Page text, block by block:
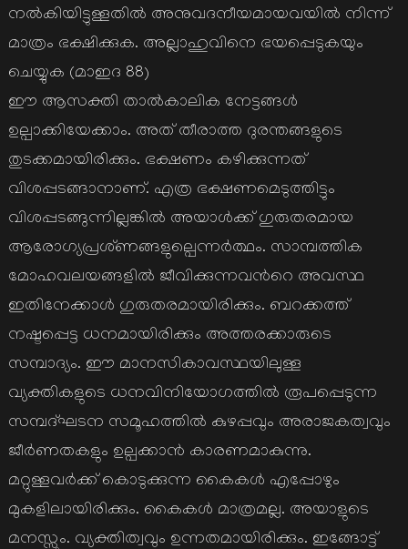
നല്‍കിയിട്ടുള്ളതില്‍ അനുവദനീയമായവയില്‍ നിന്ന്
മാത്രം ഭക്ഷിക്കുക. അല്ലാഹുവിനെ ഭയപ്പെടുകയും
ചെയ്യുക (മാഇദ 88)
ഈ ആസക്തി താല്‍കാലിക നേട്ടങ്ങള്‍
ഉല്പാക്കിയേക്കാം. അത് തീരാത്ത ദുരന്തങ്ങളുടെ
തുടക്കമായിരിക്കും. ഭക്ഷണം കഴിക്കുന്നത്
വിശപ്പടങ്ങാനാണ്. എത്ര ഭക്ഷണമെടുത്തിട്ടും
വിശപ്പടങ്ങുന്നില്ലങ്കില്‍ അയാള്‍ക്ക് ഗുരുതരമായ
ആരോഗ്യപ്രശ്ണങ്ങളുല്പെന്നര്‍ത്ഥം. സാമ്പത്തിക
മോഹവലയങ്ങളില്‍ ജീവിക്കുന്നവന്‍റെ അവസ്ഥ
ഇതിനേക്കാള്‍ ഗുരുതരമായിരിക്കും. ബറക്കത്ത്
നഷ്ടപ്പെട്ട ധനമായിരിക്കും അത്തരക്കാരുടെ
സമ്പാദ്യം. ഈ മാനസികാവസ്ഥയിലുള്ള
വ്യക്തികളുടെ ധനവിനിയോഗത്തില്‍ രൂപപ്പെടുന്ന
സമ്പദ്ഘടന സമൂഹത്തില്‍ കുഴപ്പവും അരാജകത്വവും
ജീര്‍ണതകളും ഉല്പക്കാന്‍ കാരണമാകുന്നു.
മറ്റുള്ളവര്‍ക്ക് കൊടുക്കുന്ന കൈകള്‍ എപ്പോഴും
മുകളിലായിരിക്കും. കൈകള്‍ മാത്രമല്ല. അയാളുടെ
മനസ്സും. വ്യക്തിത്വവും ഉന്നതമായിരിക്കും. ഇങ്ങോട്ട്